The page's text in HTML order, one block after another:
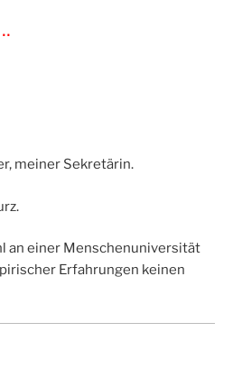
meiner Sekretärin.
an einer Menschenuniversität
Erfahrungen keinen